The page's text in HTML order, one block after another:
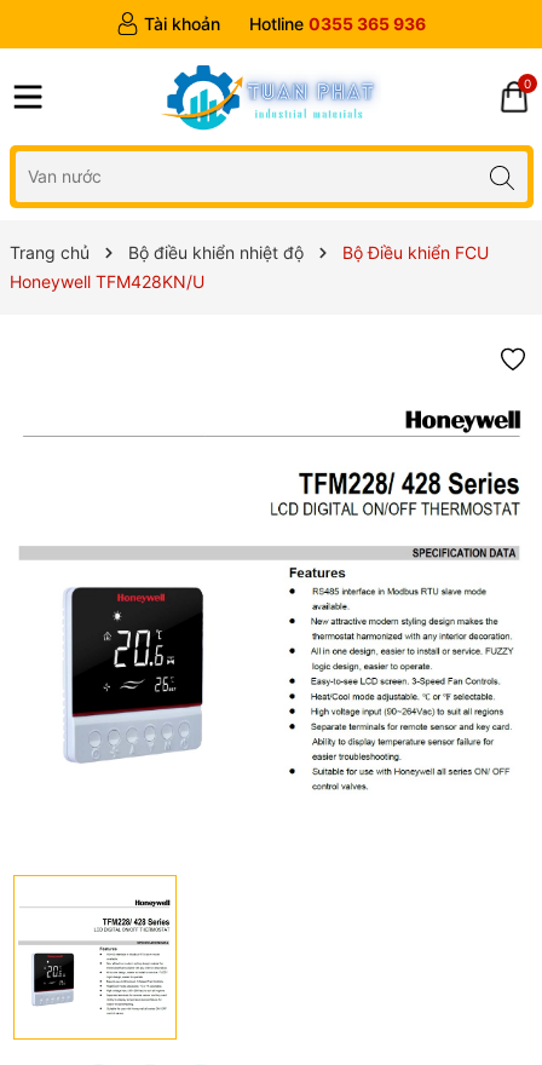
Tài khoản Hotline 0355 365 936
0
Trang chủ Bộ điều khiển nhiệt độ
Bộ Điều khiển FCU
Honeywell TFM428KN/U